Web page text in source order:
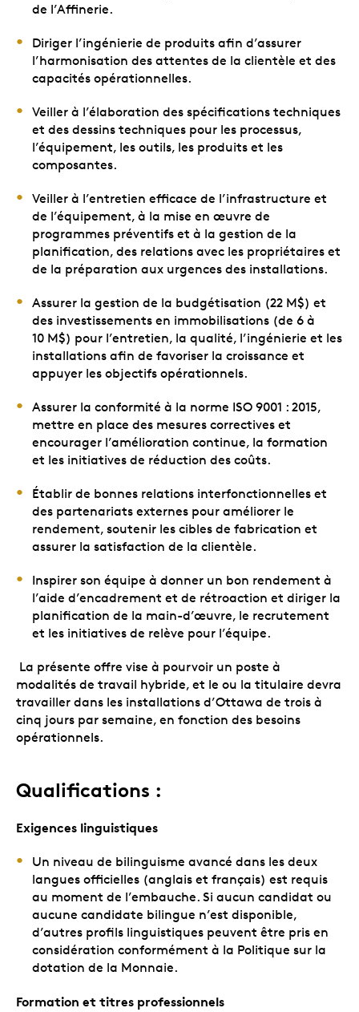
de l’Affinerie.
Diriger l’ingénierie de produits afin d’assurer
l’harmonisation des attentes de la clientèle et des
capacités opérationnelles.
Veiller à l’élaboration des spécifications techniques
et des dessins techniques pour les processus,
l’équipement, les outils, les produits et les
composantes.
Veiller à l’entretien efficace de l’infrastructure et
de l’équipement, à la mise en œuvre de
programmes préventifs et à la gestion de la
planification, des relations avec les propriétaires et
de la préparation aux urgences des installations.
Assurer la gestion de la budgétisation (22 M$) et
des investissements en immobilisations (de 6 à
10 M$) pour l’entretien, la qualité, l’ingénierie et les
installations afin de favoriser la croissance et
appuyer les objectifs opérationnels.
Assurer la conformité à la norme ISO 9001 : 2015,
mettre en place des mesures correctives et
encourager l’amélioration continue, la formation
et les initiatives de réduction des coûts.
Établir de bonnes relations interfonctionnelles et
des partenariats externes pour améliorer le
rendement, soutenir les cibles de fabrication et
assurer la satisfaction de la clientèle.
Inspirer son équipe à donner un bon rendement à
l’aide d’encadrement et de rétroaction et diriger la
planification de la main-d’œuvre, le recrutement
et les initiatives de relève pour l’équipe.
La présente offre vise à pourvoir un poste à
modalités de travail hybride, et le ou la titulaire devra
travailler dans les installations d’Ottawa de trois à
cinq jours par semaine, en fonction des besoins
opérationnels.
Qualifications :
Exigences linguistiques
Un niveau de bilinguisme avancé dans les deux
langues officielles (anglais et français) est requis
au moment de l’embauche. Si aucun candidat ou
aucune candidate bilingue n’est disponible,
d’autres profils linguistiques peuvent être pris en
considération conformément à la Politique sur la
dotation de la Monnaie.
Formation et titres professionnels